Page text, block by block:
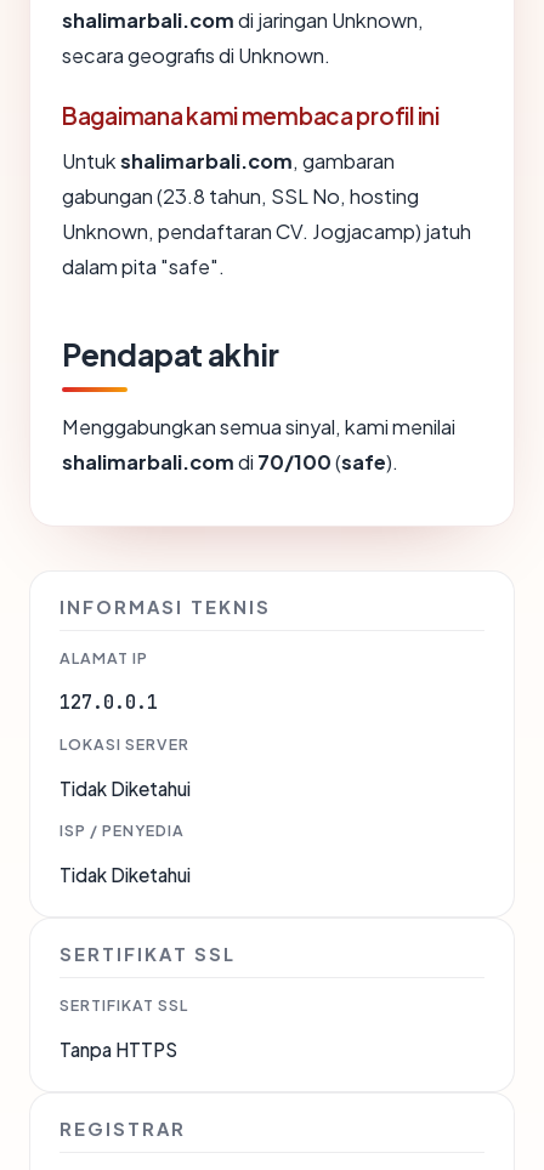
shalimarbali.comdi jaringan Unknown,
secara geografis di Unknown.
Bagaimana kami membaca profil ini
Untukshalimarbali.com, gambaran
gabungan (23.8 tahun, SSL No, hosting
Unknown, pendaftaran CV. Jogjacamp) jatuh
dalam pita "safe".
Pendapat akhir
Menggabungkan semua sinyal, kami menilai
shalimarbali.comdi 70/100(safe).
INFORMASI TEKNIS
ALAMAT IP
127.0.0.1
LOKASI SERVER
Tidak Diketahui
ISP / PENYEDIA
Tidak Diketahui
SERTIFIKAT SSL
SERTIFIKAT SSL
Tanpa HTTPS
REGISTRAR